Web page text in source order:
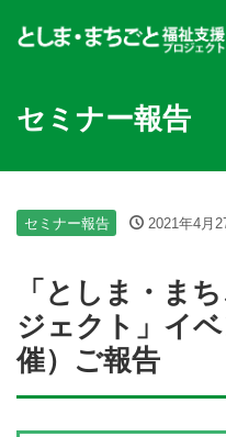
セミナー報告
セミナー報告 2021年4月
「としま・ま
ジェクト」イ
催）ご報告